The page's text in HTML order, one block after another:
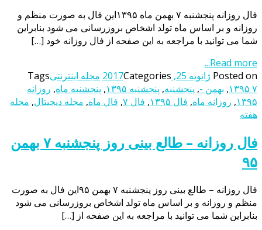
فال روزانه پنجشنبه ۷ بهمن ماه ۱۳۹۵این فال به صورت منظم و
روزانه و بر اساس ماه تولد اشخاص بروزرسانی می شود بنابراین
شما می توانید با مراجعه به این صفحه از فال روزانه خود […]
Read more...
Posted on ژانویه 25, 2017 Categories مجله اینترنتیTags
۱۳۹۵ ۷, بهمن -, پنجشنبه, پنجشنبه ۱۳۹۵ , پنجشنبه ماه, روزانه
۱۳۹۵, روزانه ماه, فال ۱۳۹۵ , فال ۷ , فال ماه, مجله دیجیتال, مجله
هفته
فال روزانه – طالع بینی روز پنجشنبه ۷ بهمن
۹۵
فال روزانه – طالع بینی روز پنجشنبه ۷ بهمن ۹۵این فال به صورت
منظم و روزانه و بر اساس ماه تولد اشخاص بروزرسانی می شود
بنابراین شما می توانید با مراجعه به این صفحه از […]